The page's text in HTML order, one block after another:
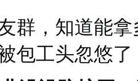
群，知道能
包工头忽悠了